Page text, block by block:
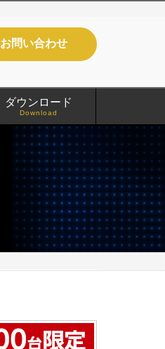
お問い合わせ
ダウンロード
Download